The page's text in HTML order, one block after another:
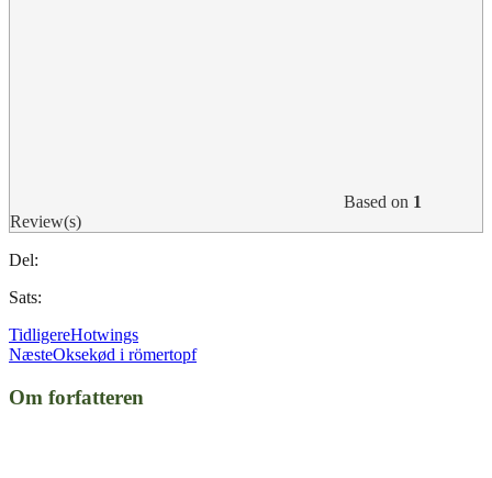
Based on 1
Review(s)
Del:
Sats:
TidligereHotwings
NæsteOksekød i römertopf
Om forfatteren